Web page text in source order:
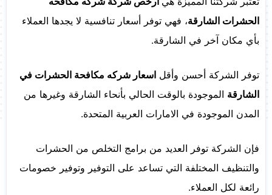
الحشرات الشارقة، فهي توفر أسعار تنافسية لا يجدها العملاء
بأي مكان آخر في الشارقة.
توفر الشركة أحسن وأقل اسعار شركه مكافحة الحشرات في
الشارقة الموجودة بالوقت الحالي بأنحاء الشارقة وغيرها من
المدن الموجودة في الامارات العربية المتحدة.
فإن الشركة توفر العديد من برامج التخلص من الحشرات
والتنظيف المختلفة التي تساعد على التوفير وتوفير خصومات
رائعة لكل العملاء.